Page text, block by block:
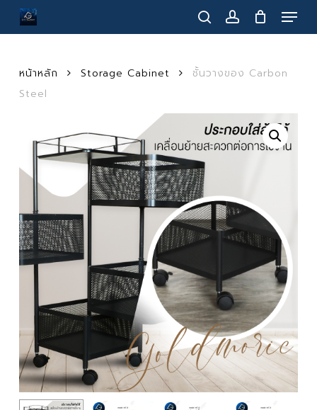
Skip
searchaccount
Menu
หน้าหลัก Storage Cabinet
ชั้นวางของ Carbon
Steel